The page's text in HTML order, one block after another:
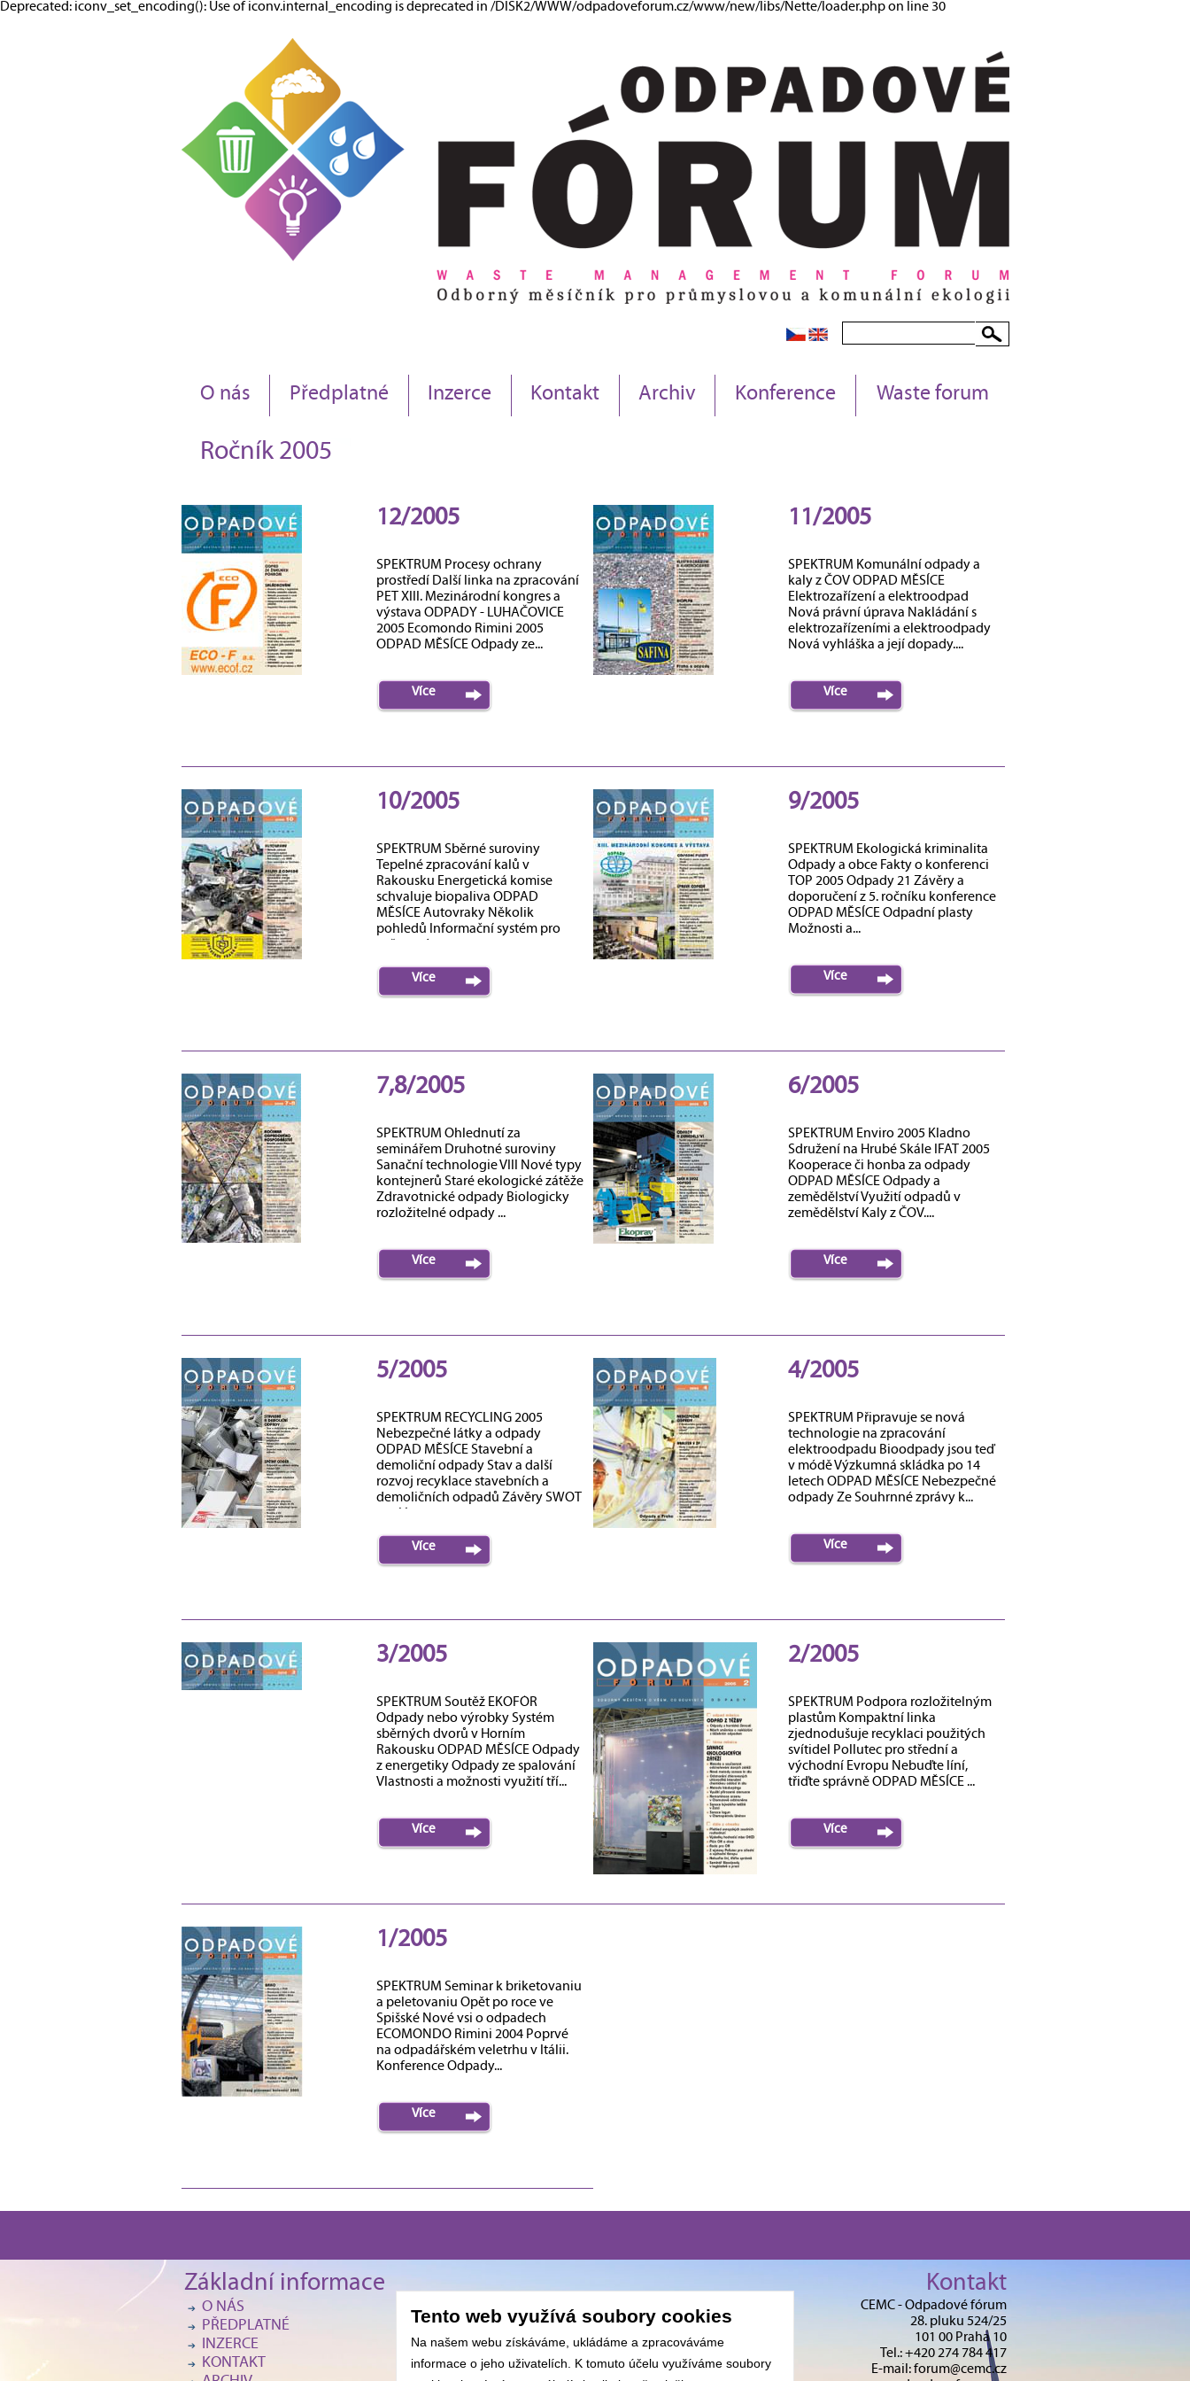
Deprecated: iconv_set_encoding(): Use of iconv.internal_encoding is deprecated in /DISK2/WWW/odpadoveforum.cz/www/new/libs/Nette/loader.php on line 30
O nás Předplatné Inzerce Kontakt Archiv Konference Waste forum
Ročník 2005
12/2005
SPEKTRUM Procesy ochrany
prostředí Další linka na zpracování
PET XIII. Mezinárodní kongres a
výstava ODPADY - LUHAČOVICE
2005 Ecomondo Rimini 2005
ODPAD MĚSÍCE Odpady ze...
Více
11/2005
SPEKTRUM Komunální odpady a
kaly z ČOV ODPAD MĚSÍCE
Elektrozařízení a elektroodpad
Nová právní úprava Nakládání s
elektrozařízeními a elektroodpady
Nová vyhláška a její dopady....
Více
10/2005
SPEKTRUM Sběrné suroviny
Tepelné zpracování kalů v
Rakousku Energetická komise
schvaluje biopaliva ODPAD
MĚSÍCE Autovraky Několik
pohledů Informační systém pro
Více
9/2005
SPEKTRUM Ekologická kriminalita
Odpady a obce Fakty o konferenci
TOP 2005 Odpady 21 Závěry a
doporučení z 5. ročníku konference
ODPAD MĚSÍCE Odpadní plasty
Možnosti a...
Více
7,8/2005
SPEKTRUM Ohlednutí za
seminářem Druhotné suroviny
Sanační technologie VIII Nové typy
kontejnerů Staré ekologické zátěže
Zdravotnické odpady Biologicky
rozložitelné odpady ...
Více
6/2005
SPEKTRUM Enviro 2005 Kladno
Sdružení na Hrubé Skále IFAT 2005
Kooperace či honba za odpady
ODPAD MĚSÍCE Odpady a
zemědělství Využití odpadů v
zemědělství Kaly z ČOV....
Více
5/2005
SPEKTRUM RECYCLING 2005
Nebezpečné látky a odpady
ODPAD MĚSÍCE Stavební a
demoliční odpady Stav a další
rozvoj recyklace stavebních a
demoličních odpadů Závěry SWOT
Více
4/2005
SPEKTRUM Připravuje se nová
technologie na zpracování
elektroodpadu Bioodpady jsou teď
v módě Výzkumná skládka po 14
letech ODPAD MĚSÍCE Nebezpečné
odpady Ze Souhrnné zprávy k...
Více
3/2005
SPEKTRUM Soutěž EKOFÓR
Odpady nebo výrobky Systém
sběrných dvorů v Horním
Rakousku ODPAD MĚSÍCE Odpady
z energetiky Odpady ze spalování
Vlastnosti a možnosti využití tří...
Více
2/2005
SPEKTRUM Podpora rozložitelným
plastům Kompaktní linka
zjednodušuje recyklaci použitých
svítidel Pollutec pro střední a
východní Evropu Nebuďte líní,
třiďte správně ODPAD MĚSÍCE ...
Více
1/2005
SPEKTRUM Seminar k briketovaniu
a peletovaniu Opět po roce ve
Spišské Nové vsi o odpadech
ECOMONDO Rimini 2004 Poprvé
na odpadářském veletrhu v Itálii.
Konference Odpady...
Více
Základní informace
O NÁS
PŘEDPLATNÉ
INZERCE
KONTAKT
Kontakt
CEMC - Odpadové fórum
28. pluku 524/25
101 00 Praha 10
Tel.: +420 274 784 417
E-mail: forum@cemc.cz
Tento web využívá soubory cookies
Na našem webu získáváme, ukládáme a zpracováváme
informace o jeho uživatelích. K tomuto účelu využíváme soubory